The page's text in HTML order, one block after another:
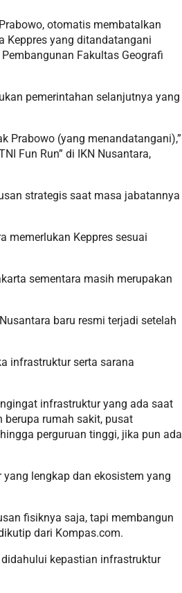
otomatis membatalkan
Keppres yang ditandatangani
Fakultas Geografi
pemerintahan selanjutnya yang
Prabowo (yang menandatangani),”
Fun Run” di IKN Nusantara,
strategis saat masa jabatannya
memerlukan Keppres sesuai
sementara masih merupakan
baru resmi terjadi setelah
infrastruktur serta sarana
infrastruktur yang ada saat
rumah sakit, pusat
perguruan tinggi, jika pun ada
lengkap dan ekosistem yang
fisiknya saja, tapi membangun
dari Kompas.com.
kepastian infrastruktur